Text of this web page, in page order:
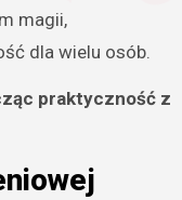
magii,
dla wielu osób.
praktyczność z